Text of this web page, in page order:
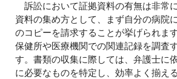
訴訟において証拠資料の有無は非常
資料の集め方として、まず自分の病院
のコピーを請求することが挙げられま
保健所や医療機関での関連記録を調査
す。書類の収集に際しては、弁護士に
に必要なものを特定し、効率よく揃え